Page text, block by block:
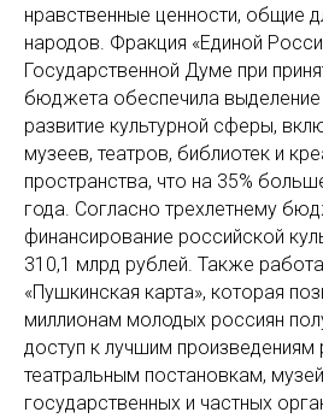
нравственные ценности, общие
народов. Фракция «Единой
Государственной Думе при
бюджета обеспечила
развитие культурной сферы,
музеев, театров, библиотек и
пространства, что на 35%
года. Согласно трехлетнему
финансирование российской
310,1 млрд рублей. Также
«Пушкинская карта», которая
миллионам молодых россиян
доступ к лучшим произведениям
театральным постановкам,
государственных и частных